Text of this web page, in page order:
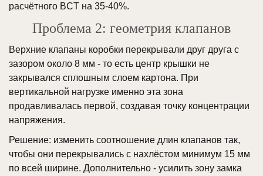
расчётного BCT на 35-40%.
Проблема 2: геометрия клапанов
Верхние клапаны коробки перекрывали друг друга с
зазором около 8 мм - то есть центр крышки не
закрывался сплошным слоем картона. При
вертикальной нагрузке именно эта зона
продавливалась первой, создавая точку концентрации
напряжения.
Решение: изменить соотношение длин клапанов так,
чтобы они перекрывались с нахлёстом минимум 15 мм
по всей ширине. Дополнительно - усилить зону замка